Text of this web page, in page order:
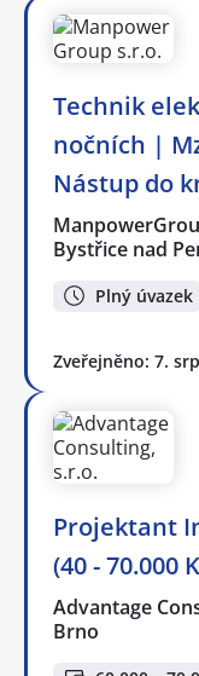
Technik
nočních |
Nástup do
Bystřice nad
Plný úvazek
Zveřejněno: 7.
Projektant
(40 - 70.000
Advantage
Brno